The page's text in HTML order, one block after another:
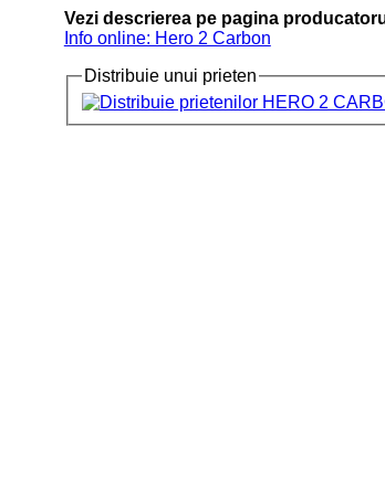
Vezi descrierea pe pagina
Info online: Hero 2 Carbon
Distribuie unui prieten